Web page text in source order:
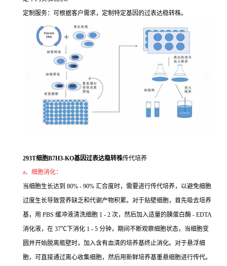
定制服务：可根据客户需求，定制特定基因的过表达稳转株。
293T细胞B7H3-KO基因过表达稳转株传代培养
a、细胞消化：
当细胞生长达到 80% - 90% 汇合度时，需要进行传代培养，以避免细胞
过度生长导致营养缺乏和代谢产物积累。对于贴壁细胞，首先吸去培养
基，用 PBS 缓冲液清洗细胞 1 - 2 次，然后加入适量的胰蛋白酶 - EDTA
消化液，在 37℃下消化 1 - 5 分钟，期间不断观察细胞状态，当细胞变
圆并开始脱离瓶壁时，加入含有血清的培养基终止消化。对于悬浮细
胞，可直接通过离心收集细胞，然后用新鲜培养基重悬细胞进行传代。